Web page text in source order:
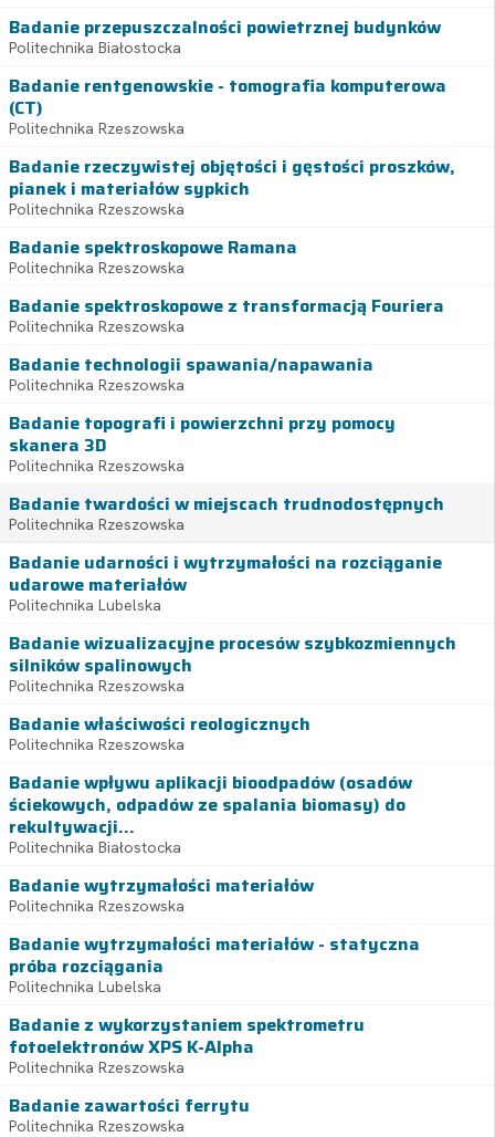
Badanie przepuszczalności powietrznej budynków
Politechnika Białostocka
Badanie rentgenowskie - tomografia komputerowa
(CT)
Politechnika Rzeszowska
Badanie rzeczywistej objętości i gęstości proszków,
pianek i materiałów sypkich
Politechnika Rzeszowska
Badanie spektroskopowe Ramana
Politechnika Rzeszowska
Badanie spektroskopowe z transformacją Fouriera
Politechnika Rzeszowska
Badanie technologii spawania/napawania
Politechnika Rzeszowska
Badanie topografi i powierzchni przy pomocy
skanera 3D
Politechnika Rzeszowska
Badanie twardości w miejscach trudnodostępnych
Politechnika Rzeszowska
Badanie udarności i wytrzymałości na rozciąganie
udarowe materiałów
Politechnika Lubelska
Badanie wizualizacyjne procesów szybkozmiennych
silników spalinowych
Politechnika Rzeszowska
Badanie właściwości reologicznych
Politechnika Rzeszowska
Badanie wpływu aplikacji bioodpadów (osadów
ściekowych, odpadów ze spalania biomasy) do
rekultywacji...
Politechnika Białostocka
Badanie wytrzymałości materiałów
Politechnika Rzeszowska
Badanie wytrzymałości materiałów - statyczna
próba rozciągania
Politechnika Lubelska
Badanie z wykorzystaniem spektrometru
fotoelektronów XPS K-Alpha
Politechnika Rzeszowska
Badanie zawartości ferrytu
Politechnika Rzeszowska